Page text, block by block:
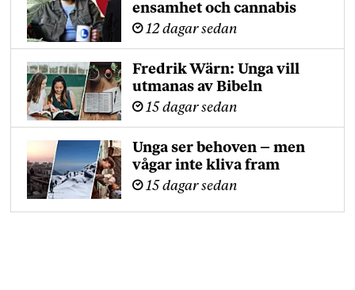
ensamhet och cannabis
12 dagar sedan
Fredrik Wärn: Unga vill
utmanas av Bibeln
15 dagar sedan
Unga ser behoven – men
vågar inte kliva fram
15 dagar sedan